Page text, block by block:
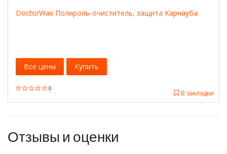
DoctorWax Полироль-очиститель, защита Карнауба
0
В закладки
Все цены Купить
Отзывы и оценки